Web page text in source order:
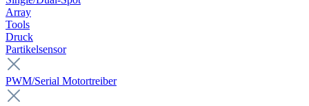
Array
Tools
Druck
Partikelsensor
PWM/Serial Motortreiber